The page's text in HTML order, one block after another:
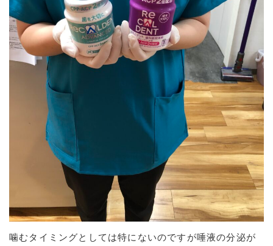
噛むタイミングとしては特にないのですが唾液の分泌が